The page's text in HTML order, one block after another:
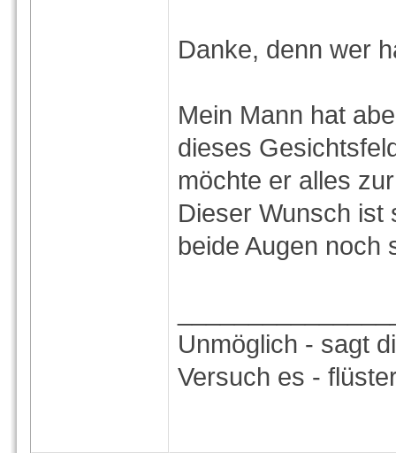
Danke, denn wer
Mein Mann hat
dieses
möchte er alles
Dieser Wunsch ist
beide Augen noch
Unmöglich - sagt
Versuch es -